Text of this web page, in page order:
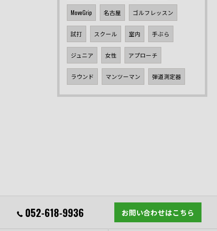
MoveGrip 名古屋 ゴルフレッスン
試打 スクール 室内 手ぶら
ジュニア 女性 アプローチ
ラウンド マンツーマン 弾道測定器
052-618-9936 お問い合わせはこちら